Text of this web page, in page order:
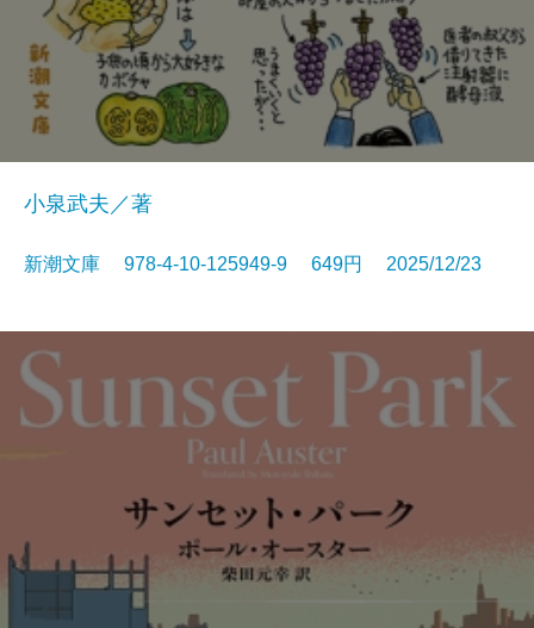
小泉武夫／著
新潮文庫 978-4-10-125949-9 649円 2025/12/23